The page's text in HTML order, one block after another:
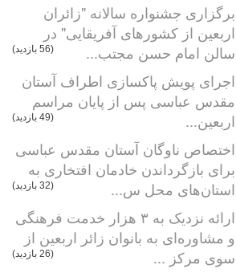
برگزاری جشنواره سالانه "زائران
اربعین از کشورهای آفریقایی" در
سالن امام حسن مجتب...
(56 بازدید)
اجرای پویش پاکسازی اطراف آستان
مقدس عباسی پس از پایان مراسم
اربعین...
(49 بازدید)
اختصاص ناوگان آستان مقدس عباسی
برای بازگرداندن خادمان افتخاری به
استان‌های محل س...
(32 بازدید)
ارائه نزدیک به ۳ هزار خدمت فرهنگی
و مشاوره‌ای به بانوان زائر اربعین از
سوی مرکز ...
(26 بازدید)